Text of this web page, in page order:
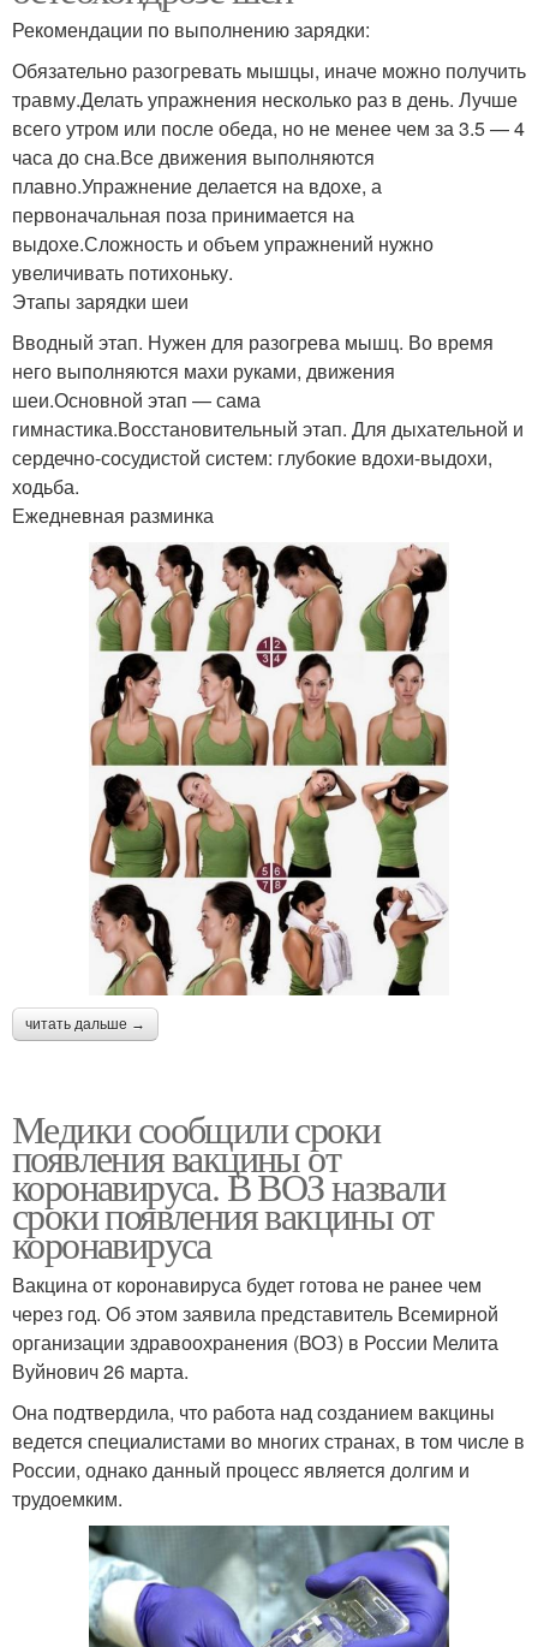
Рекомендации по выполнению зарядки:
Обязательно разогревать мышцы, иначе можно получить
травму.Делать упражнения несколько раз в день. Лучше
всего утром или после обеда, но не менее чем за 3.5 — 4
часа до сна.Все движения выполняются
плавно.Упражнение делается на вдохе, а
первоначальная поза принимается на
выдохе.Сложность и объем упражнений нужно
увеличивать потихоньку.
Этапы зарядки шеи
Вводный этап. Нужен для разогрева мышц. Во время
него выполняются махи руками, движения
шеи.Основной этап — сама
гимнастика.Восстановительный этап. Для дыхательной и
сердечно-сосудистой систем: глубокие вдохи-выдохи,
ходьба.
Ежедневная разминка
читать дальше →
Медики сообщили сроки
появления вакцины от
коронавируса. В ВОЗ назвали
сроки появления вакцины от
коронавируса
Вакцина от коронавируса будет готова не ранее чем
через год. Об этом заявила представитель Всемирной
организации здравоохранения (ВОЗ) в России Мелита
Вуйнович 26 марта.
Она подтвердила, что работа над созданием вакцины
ведется специалистами во многих странах, в том числе в
России, однако данный процесс является долгим и
трудоемким.